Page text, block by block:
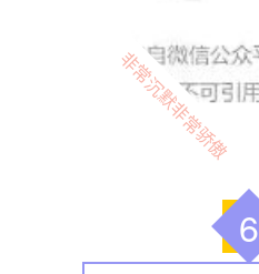
非常沉默非常骄傲
6